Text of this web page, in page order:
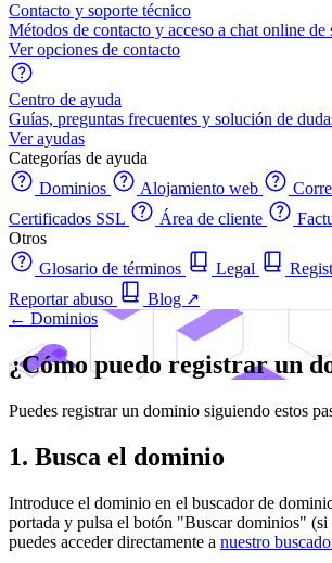
Contacto y soporte técnico
Métodos de contacto y acceso a chat online de
Ver opciones de contacto
Centro de ayuda
Guías, preguntas frecuentes y solución de
Ver ayudas
Categorías de ayuda
Dominios
Alojamiento web
Certificados SSL
Área de cliente
Otros
Glosario de términos
Legal
Reportar abuso
Blog ↗
← Dominios
¿Cómo puedo registrar un
Puedes registrar un dominio siguiendo estos
1. Busca el dominio
Introduce el dominio en el buscador de
portada y pulsa el botón "Buscar dominios" (si
puedes acceder directamente a nuestro